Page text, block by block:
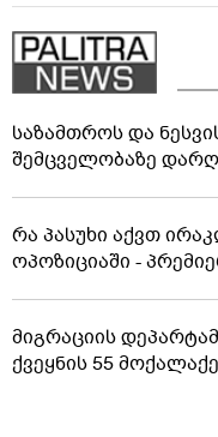
საზამთროს და
შემცველობაზე
რა პასუხი აქვთ
ოპოზიციაში -
მიგრაციის
ქვეყნის 55